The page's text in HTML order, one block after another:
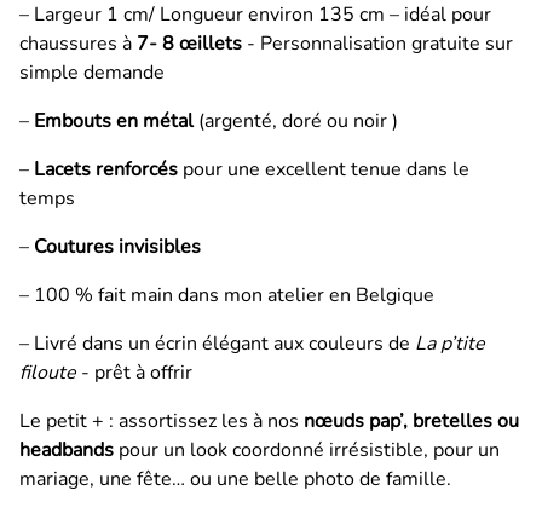
– Largeur 1 cm/ Longueur environ 135 cm – idéal pour
chaussures à 7- 8 œillets - Personnalisation gratuite sur
simple demande
– Embouts en métal(argenté, doré ou noir )
– Lacets renforcés pour une excellent tenue dans le
temps
– Coutures invisibles
– 100 % fait main dans mon atelier en Belgique
– Livré dans un écrin élégant aux couleurs de La p’tite
filoute - prêt à offrir
Le petit + : assortissez les à nos nœuds pap’, bretelles ou
headbands pour un look coordonné irrésistible, pour un
mariage, une fête… ou une belle photo de famille.